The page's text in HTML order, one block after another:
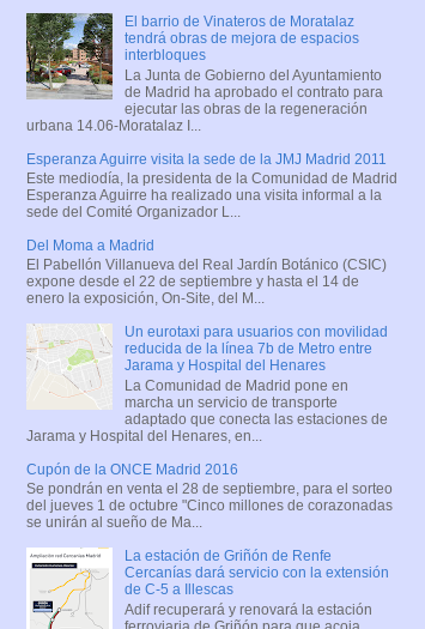
El barrio de Vinateros de Moratalaz
tendrá obras de mejora de espacios
interbloques
La Junta de Gobierno del Ayuntamiento
de Madrid ha aprobado el contrato para
ejecutar las obras de la regeneración
urbana 14.06-Moratalaz I...
Esperanza Aguirre visita la sede de la JMJ Madrid 2011
Este mediodía, la presidenta de la Comunidad de Madrid
Esperanza Aguirre ha realizado una visita informal a la
sede del Comité Organizador L...
Del Moma a Madrid
El Pabellón Villanueva del Real Jardín Botánico (CSIC)
expone desde el 22 de septiembre y hasta el 14 de
enero la exposición, On-Site, del M...
Un eurotaxi para usuarios con movilidad
reducida de la línea 7b de Metro entre
Jarama y Hospital del Henares
La Comunidad de Madrid pone en
marcha un servicio de transporte
adaptado que conecta las estaciones de
Jarama y Hospital del Henares, en...
Cupón de la ONCE Madrid 2016
Se pondrán en venta el 28 de septiembre, para el sorteo
del jueves 1 de octubre "Cinco millones de corazonadas
se unirán al sueño de Ma...
La estación de Griñón de Renfe
Cercanías dará servicio con la extensión
de C-5 a Illescas
Adif recuperará y renovará la estación